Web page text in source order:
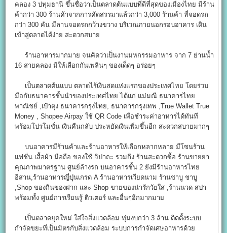
คลอง 3 ปทุมธานี ขึ้นชื่อว่าเป็นตลาดต้นแบบที่ดีที่สุดของเมืองไทย มีร้าน
ค้ากว่า 300 ร้านค้าจากการคัดสรรมาแล้วกว่า 3,000 ร้านค้า ที่จอดรถ
กว่า 300 คัน มีลานจอดรถกว้างขวาง บริเวณภายนอกรอบอาคาร เดิน
เข้าสู่ตลาดได้ง่าย สะดวกสบาย
ร้านอาหารมากมาย จนคิดว่าเป็นงานมหกรรมอาหาร จาก 7 ย่านน้ำ
16 สายคลอง มีให้เลือกกันเพลินๆ ของเด็ดๆ อร่อยๆ
เป็นตลาดต้นแบบ ตลาดไร้เงินสดแห่งแรกของประเทศไทย โดยร่วม
มือกับธนาคารชั้นนำของประเทศไทย ได้แก่ แม่มณี ธนาคารไทย
พาณิชย์ ,เป๋าตุง ธนาคารกรุงไทย, ธนาคารกรุงเทพ ,True Wallet True
Money , Shopee Airpay ใช้ QR Code เพื่อชำระค่าอาหารได้ทันที
พร้อมโปรโมชั่น เงินคืนกลับ ประหยัดเงินเพิ่มขึ้นอีก สะดวกสบายมากๆ
บนอาคารมีร้านค้าเเละร้านอาหารให้เลือกหลากหลาย มีโซนร้าน
แฟชั่น เสื้อผ้า มือถือ ของใช้ จิปาถะ รวมถึง ร้านสะดวกซื้อ ร้านขายยา
คุณภาพมาตรฐาน ศูนย์ล้างรถ บนอาคารชั้น 2 ยังมีร้านอาหารไทย
อีสาน,ร้านอาหารญี่ปุ่นเกรด A ร้านอาหารเวียดนาม ร้านชาบู ชาบู
,Shop ของกินของฝาก และ Shop ขายของน่ารักวัยใส ,ร้านนวด สปา
พร้อมทั้ง ศูนย์การเรียนรู้ ติวเตอร์ และอื่นๆอีกมากมาย
เป็นตลาดยุคใหม่ ใส่ใจสิ่งแวดล้อม ทุ่มงบกว่า 3 ล้าน ติดตั้งระบบ
กำจัดขยะที่เป็นมิตรกับสิ่งแวดล้อม ระบบการกำจัดเศษอาหารด้วย